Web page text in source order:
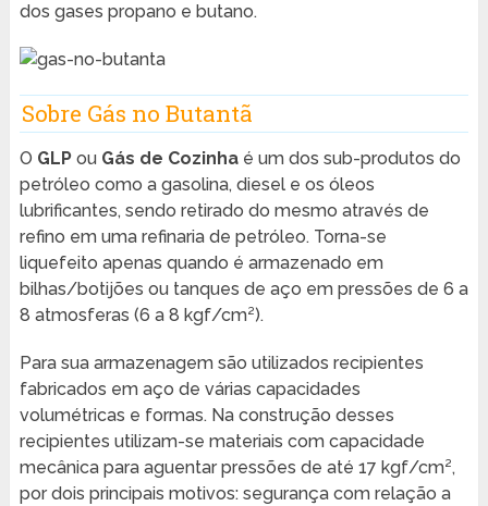
dos gases propano e butano.
Sobre Gás no Butantã
O GLPou Gás de Cozinhaé um dos sub-produtos do
petróleo como a gasolina, diesel e os óleos
lubrificantes, sendo retirado do mesmo através de
refino em uma refinaria de petróleo. Torna-se
liquefeito apenas quando é armazenado em
bilhas/botijões ou tanques de aço em pressões de 6 a
8 atmosferas (6 a 8 kgf/cm²).
Para sua armazenagem são utilizados recipientes
fabricados em aço de várias capacidades
volumétricas e formas. Na construção desses
recipientes utilizam-se materiais com capacidade
mecânica para aguentar pressões de até 17 kgf/cm²,
por dois principais motivos: segurança com relação a